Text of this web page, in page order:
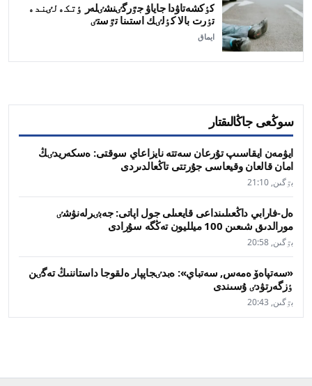
كٶكشەتاۋدا جاياۋ جٷرگٸنشٸلەر ٶتكەلٸندە
تٶرت بالا كٶلٸك استىنا تٷستٸ
ايماق
سوڭعى جاڭالىقتار
ايۋمەن ايقاسىپ تۇرعان سەتتە نايزاعاي سوقتى: ەسكەريدٸڭ
امان قالعان وقيعاسى جۇرتتى تاڭعالدىردى
بٷگىن, 21:10
ەل-فارابي داڭعىلىنداعى قايعىلى جول اپاتى: جەبٸرلەنۋشٸ
مورالدىق شىعىن 100 ميلليون تەڭگە سۇرادى
بٷگىن, 20:58
«سەتپاەۆ ەمەس, سەتباي»: ەبدٸجاپپار ەلقوجا داستاننىڭ تەگٸن
ٶزگەرتۋدٸ ۇسىندى
بٷگىن, 20:43